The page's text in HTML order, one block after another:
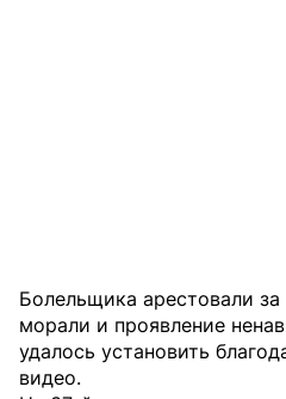
Болельщика арестовали
морали и проявление
удалось установить
видео.